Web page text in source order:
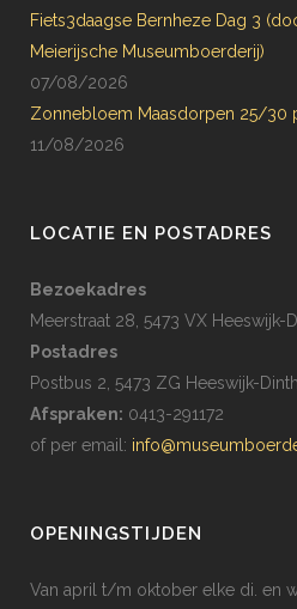
Fiets3daagse Bernheze Dag 3
Meierijsche Museumboerderij)
07/08/2026
Zonnebloem Maasdorpen 25/30
11/08/2026
LOCATIE EN POSTADRES
Bezoekadres
Meerstraat 28, 5473 VX Heeswijk-
Postadres
Postbus 2, 5473 ZG Heeswijk-
Afspraken: 0413-291172
of per email:
OPENINGSTIJDEN
Van april t/m oktober elke di. en